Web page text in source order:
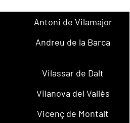
Antoni de Vilamajor
Andreu de la Barca
Vilassar de Dalt
Vilanova del Vallès
Vicenç de Montalt